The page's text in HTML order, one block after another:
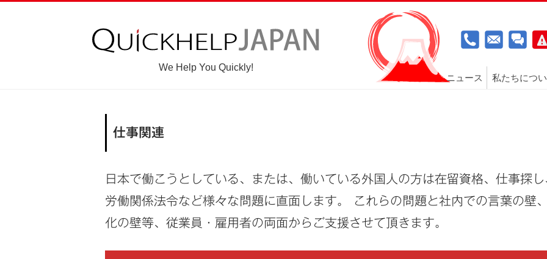
We Help You Quickly!
ニュース
私たちにつ
仕事関連
日本で働こうとしている、または、働いている外国人の方は在留資格、仕事探し
労働関係法令など様々な問題に直面します。 これらの問題と社内での言葉の壁
化の壁等、従業員・雇用者の両面からご支援させて頂きます。